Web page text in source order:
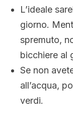
L’ideale
giorno.
spremuto,
bicchiere al
Se non
all’acqua,
verdi.